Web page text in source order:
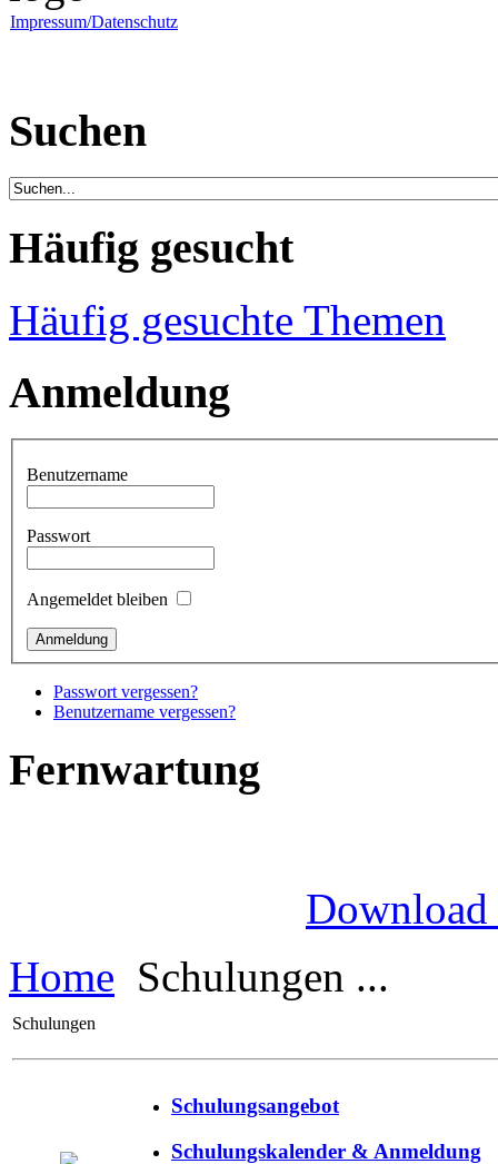
Impressum/Datenschutz
Suchen
Häufig gesucht
Häufig gesuchte Themen
Anmeldung
Benutzername
Passwort
Angemeldet bleiben
Passwort vergessen?
Benutzername vergessen?
Fernwartung
Download
Home Schulungen ...
Schulungen
Schulungsangebot
Schulungskalender & Anmeldung